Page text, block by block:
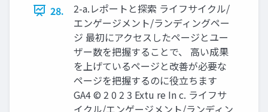
28.
2-a.レポートと探索 ライフサイクル/
エンゲージメント/ランディングペー
ジ 最初にアクセスしたページとユー
ザー数を把握することで、 高い成果
を上げているページと改善が必要な
ページを把握するのに役立ちます
GA4 © 2 0 2 3 Extu re In c. ライフサ
イクル/エンゲージメント/ランディン